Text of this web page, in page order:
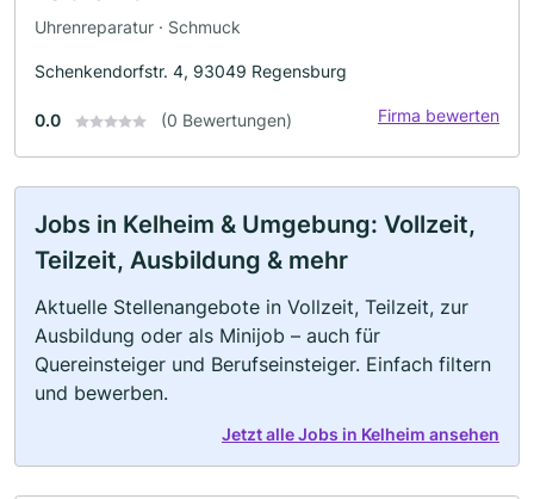
Uhrenreparatur · Schmuck
Schenkendorfstr. 4, 93049 Regensburg
0.0 (0 Bewertungen) Firma bewerten
Jobs in Kelheim & Umgebung: Vollzeit,
Teilzeit, Ausbildung & mehr
Aktuelle Stellenangebote in Vollzeit, Teilzeit, zur
Ausbildung oder als Minijob – auch für
Quereinsteiger und Berufseinsteiger. Einfach filtern
und bewerben.
Jetzt alle Jobs in Kelheim ansehen